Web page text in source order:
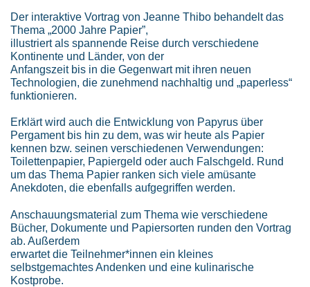
Der interaktive Vortrag von Jeanne Thibo behandelt das
Thema „2000 Jahre Papier”,
illustriert als spannende Reise durch verschiedene
Kontinente und Länder, von der
Anfangszeit bis in die Gegenwart mit ihren neuen
Technologien, die zunehmend nachhaltig und „paperless“
funktionieren.
Erklärt wird auch die Entwicklung von Papyrus über
Pergament bis hin zu dem, was wir heute als Papier
kennen bzw. seinen verschiedenen Verwendungen:
Toilettenpapier, Papiergeld oder auch Falschgeld. Rund
um das Thema Papier ranken sich viele amüsante
Anekdoten, die ebenfalls aufgegriffen werden.
Anschauungsmaterial zum Thema wie verschiedene
Bücher, Dokumente und Papiersorten runden den Vortrag
ab. Außerdem
erwartet die Teilnehmer*innen ein kleines
selbstgemachtes Andenken und eine kulinarische
Kostprobe.